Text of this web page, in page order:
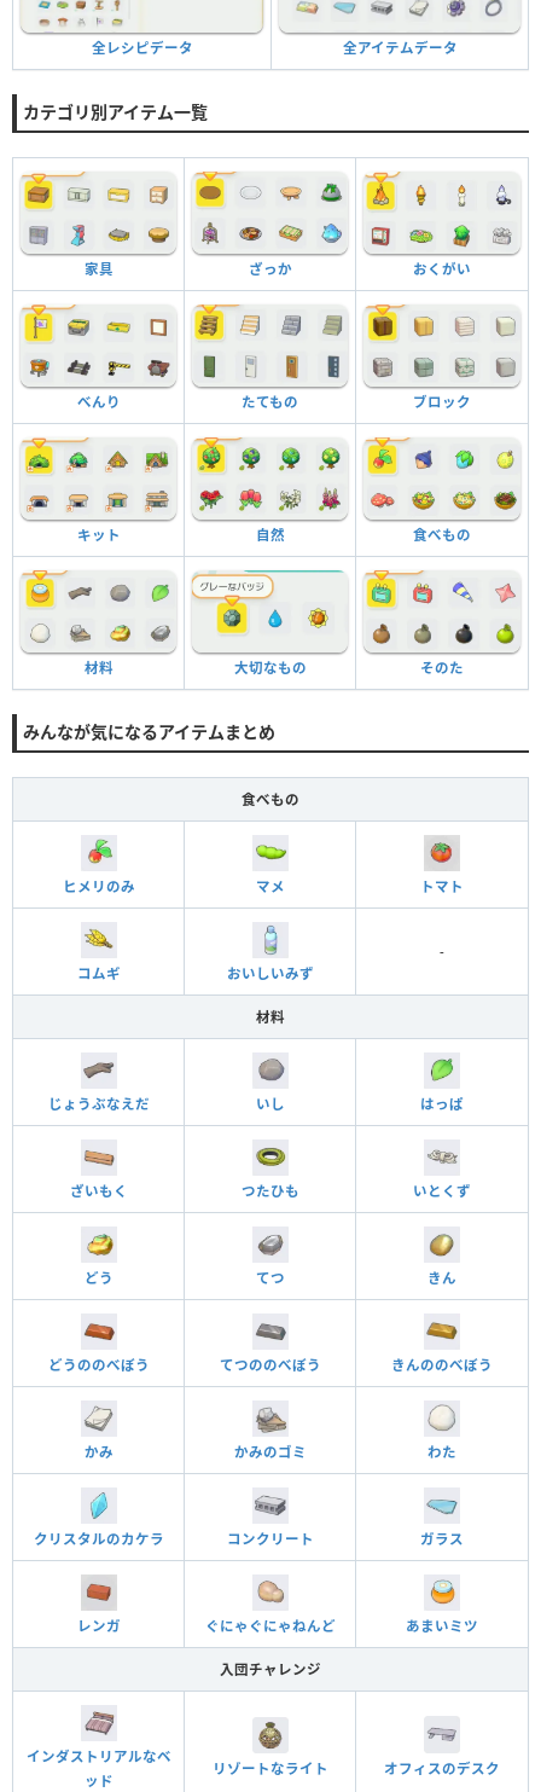
全レシピデータ 全アイテムデータ
カテゴリ別アイテム一覧
家具 ざっか おくがい
べんり たてもの ブロック
キット 自然 食べもの
材料 大切なもの そのた
みんなが気になるアイテムまとめ
食べもの
ヒメリのみ マメ トマト
コムギ おいしいみず
-
材料
じょうぶなえだ いし はっぱ
ざいもく つたひも いとくず
どう てつ きん
どうののべぼう てつののべぼう きんののべぼう
かみ かみのゴミ わた
クリスタルのカケラ コンクリート ガラス
レンガ ぐにゃぐにゃねんど あまいミツ
入団チャレンジ
インダストリアルなベ
ッド
リゾートなライト オフィスのデスク